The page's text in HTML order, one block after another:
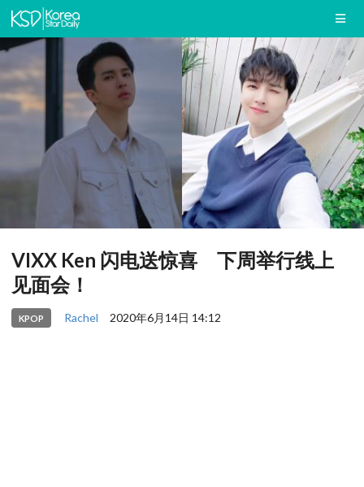
VIXX Ken 闪电送惊喜 下周举行线上
见面会！
KPOP Rachel 2020年6月14日 14:12